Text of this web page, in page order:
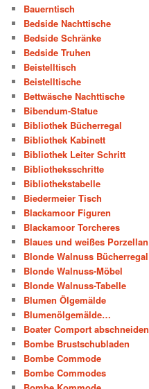
Bauerntisch
Bedside Nachttische
Bedside Schränke
Bedside Truhen
Beistelltisch
Beistelltische
Bettwäsche Nachttische
Bibendum-Statue
Bibliothek Bücherregal
Bibliothek Kabinett
Bibliothek Leiter Schritt
Bibliotheksschritte
Bibliothekstabelle
Biedermeier Tisch
Blackamoor Figuren
Blackamoor Torcheres
Blaues und weißes Porzellan
Blonde Walnuss Bücherregal
Blonde Walnuss-Möbel
Blonde Walnuss-Tabelle
Blumen Ölgemälde
Blumenölgemälde…
Boater Comport abschneiden
Bombe Brustschubladen
Bombe Commode
Bombe Commodes